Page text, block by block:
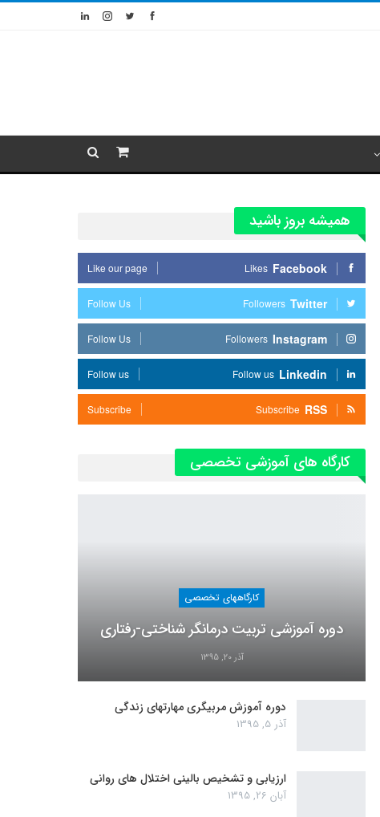
همیشه بروز باشید
Facebook
Likes
Like our page
Twitter
Followers
Follow Us
Instagram
Followers
Follow Us
Linkedin
Follow us
Follow us
RSS
Subscribe
Subscribe
کارگاه های آموزشی تخصصی
کارگاههای تخصصی
دوره آموزشی تربیت درمانگر شناختی-رفتاری
آذر 20, 1395
دوره آموزش مربیگری مهارتهای زندگی
آذر 5, 1395
ارزیابی و تشخیص بالینی اختلال های روانی
آبان 26, 1395